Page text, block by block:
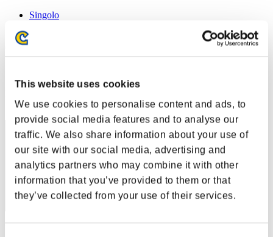
This website uses cookies
We use cookies to personalise content and ads, to
provide social media features and to analyse our
traffic. We also share information about your use of
our site with our social media, advertising and
analytics partners who may combine it with other
information that you’ve provided to them or that
they’ve collected from your use of their services.
Singolo
(Le classifiche sono aggiornate ogni 6 ore)
241